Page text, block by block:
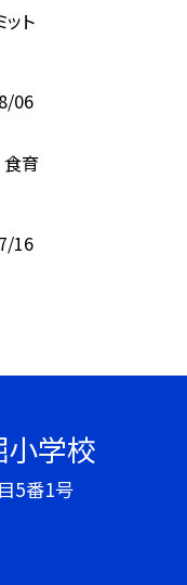
ト
06
育
16
小学校
5番1号